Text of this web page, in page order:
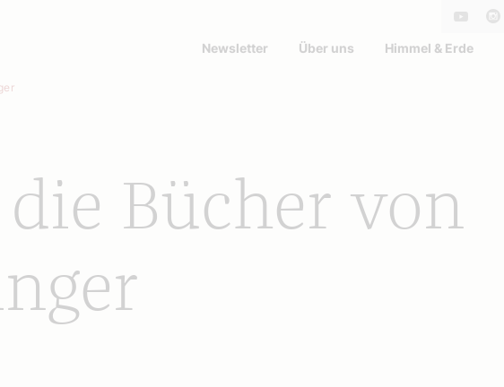
Newsletter Über uns Himmel & Erde
Bücher von